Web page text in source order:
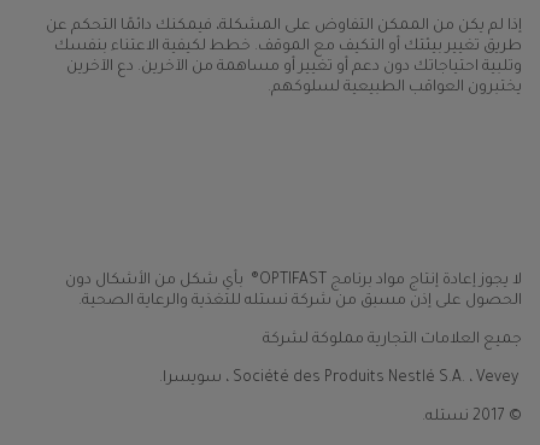
إذا لم يكن من الممكن التفاوض على المشكلة، فيمكنك دائمًا التحكم عن
طريق تغيير بيئتك أو التكيف مع الموقف. خطط لكيفية الاعتناء بنفسك
وتلبية احتياجاتك دون دعم أو تغيير أو مساهمة من الآخرين. دع الآخرين
يختبرون العواقب الطبيعية لسلوكهم.
لا يجوز إعادة إنتاج مواد برنامج OPTIFAST® بأي شكل من الأشكال دون
الحصول على إذن مسبق من شركة نستله للتغذية والرعاية الصحية.
جميع العلامات التجارية مملوكة لشركة
© 2017 نستله.